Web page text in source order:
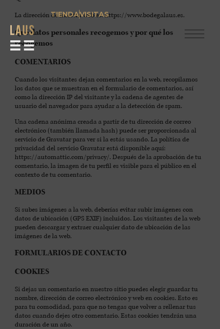
TIENDAVISITAS
La dirección de nuestra web es: https://www.bodegalaus.es.
Qué datos personales recogemos y por qué los
recogemos
COMENTARIOS
Cuando los visitantes dejan comentarios en la web, recopilamos
los datos que se muestran en el formulario de comentarios, así
como la dirección IP del visitante y la cadena de agentes de
usuario del navegador para ayudar a la detección de spam.
Una cadena anónima creada a partir de tu dirección de correo
electrónico (también llamada hash) puede ser proporcionada al
servicio de Gravatar para ver si la estás usando. La política de
privacidad del servicio Gravatar está disponible aquí:
https://automattic.com/privacy/. Después de la aprobación de tu
comentario, la imagen de tu perfil es visible para el público en el
contexto de tu comentario.
MEDIOS
Si subes imágenes a la web, deberías evitar subir imágenes con
datos de ubicación (GPS EXIF) incluidos. Los visitantes de la web
pueden descargar y extraer cualquier dato de ubicación de las
imágenes de la web.
FORMULARIOS DE CONTACTO
COOKIES
Si dejas un comentario en nuestro sitio puedes elegir guardar tu
nombre, dirección de correo electrónico y web en cookies. Esto es
para tu comodidad, para que no tengas que volver a rellenar tus
datos cuando dejes otro comentario. Estas cookies tendrán una
duración de un año.